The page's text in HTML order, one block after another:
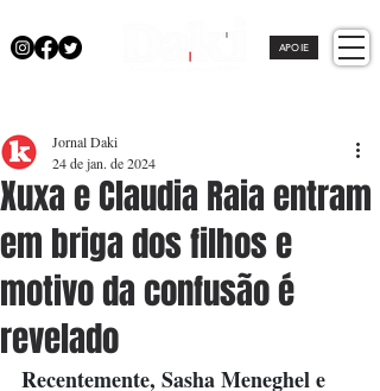
APOIE
Xuxa e Claudia Raia entram
em briga dos filhos e
motivo da confusão é
revelado
Jornal Daki
24 de jan. de 2024
Recentemente, Sasha Meneghel e